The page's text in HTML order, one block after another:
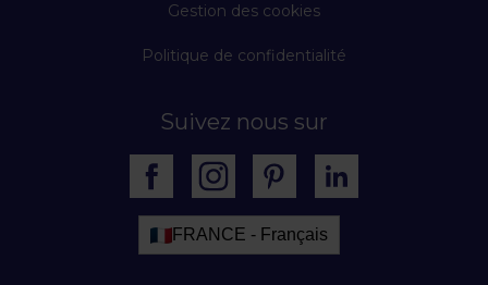
Gestion des cookies
Politique de confidentialité
Suivez nous sur
FRANCE - Français